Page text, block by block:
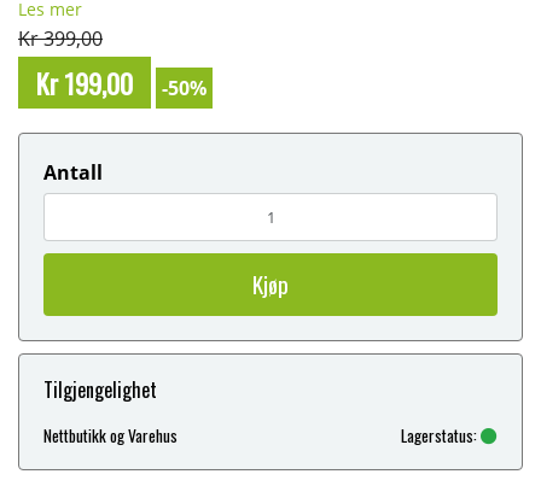
Les mer
Kr 399,00
Kr 199,00 -50%
Antall
Kjøp
Tilgjengelighet
Nettbutikk og Varehus Lagerstatus: